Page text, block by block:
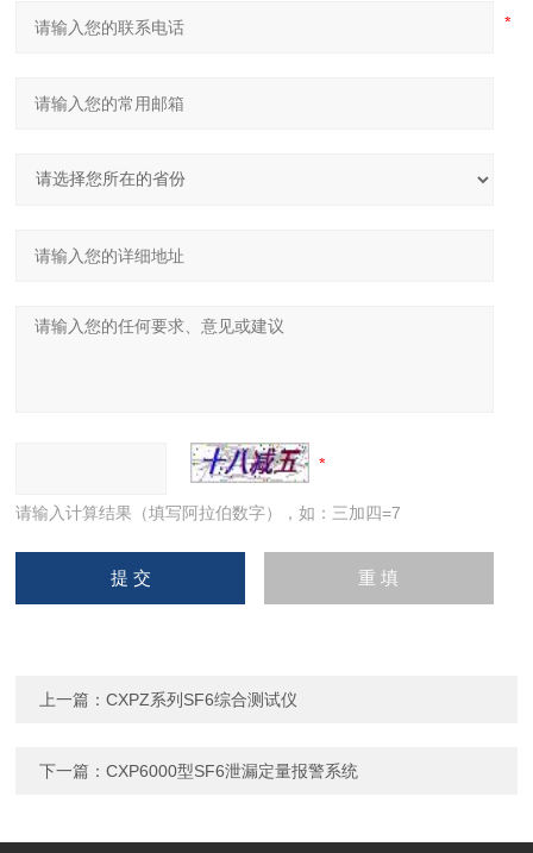
请输入计算结果（填写阿拉伯数字），如：三加四=7
上一篇：CXPZ系列SF6综合测试仪
下一篇：CXP6000型SF6泄漏定量报警系统